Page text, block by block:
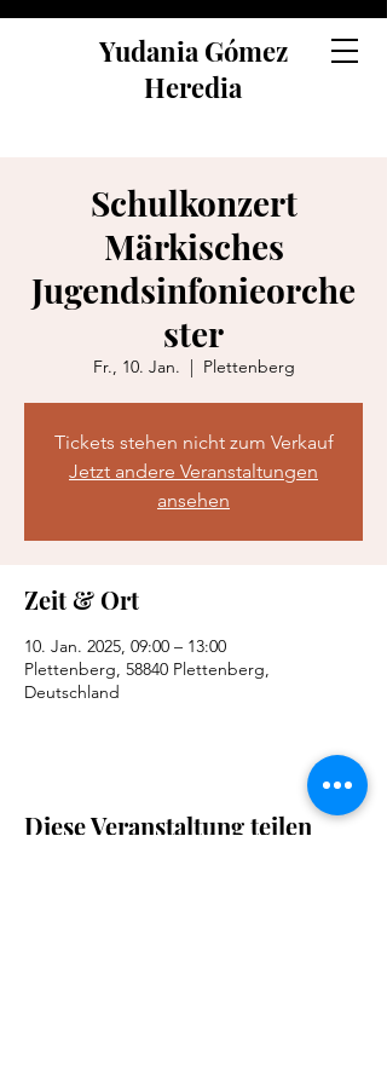
Yudania Gómez
Heredia
Schulkonzert
Märkisches
Jugendsinfonieorche
ster
Fr., 10. Jan.
  |
Plettenberg
Tickets stehen nicht zum Verkauf
Jetzt andere Veranstaltungen
ansehen
Zeit & Ort
10. Jan. 2025, 09:00 – 13:00
Plettenberg, 58840 Plettenberg,
Deutschland
Diese Veranstaltung teilen